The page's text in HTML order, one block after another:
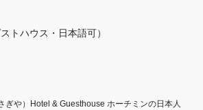
トハウス・日本語可）
ぎや）Hotel & Guesthouse ホーチミンの日本人